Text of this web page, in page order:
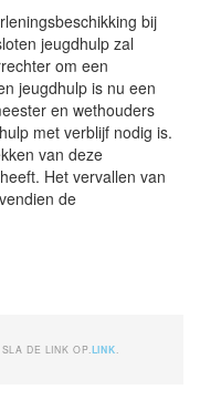
bij
jeugdhulp zal
om een
jeugdhulp is nu een
en wethouders
met verblijf nodig is.
van deze
Het vervallen van
de
. SLA DE LINK OP. LINK